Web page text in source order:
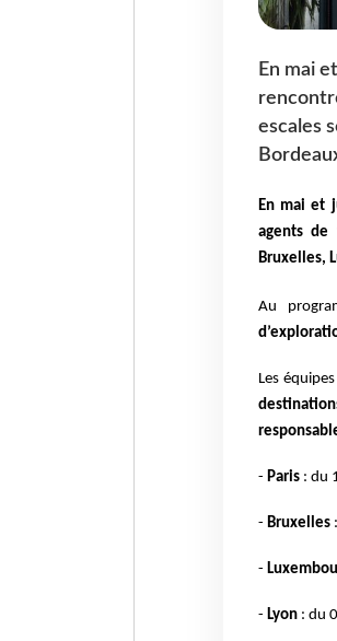
En mai
escales
En mai et
agents de
Bruxelles,
Au
Les
- Paris: du
- Bruxelles:
-
- Lyon: du